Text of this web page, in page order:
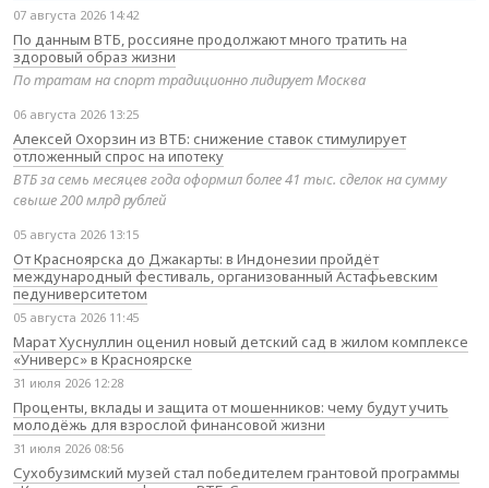
07 августа 2026 14:42
По данным ВТБ, россияне продолжают много тратить на
здоровый образ жизни
По тратам на спорт традиционно лидирует Москва
06 августа 2026 13:25
Алексей Охорзин из ВТБ: снижение ставок стимулирует
отложенный спрос на ипотеку
ВТБ за семь месяцев года оформил более 41 тыс. сделок на сумму
свыше 200 млрд рублей
05 августа 2026 13:15
От Красноярска до Джакарты: в Индонезии пройдёт
международный фестиваль, организованный Астафьевским
педуниверситетом
05 августа 2026 11:45
Марат Хуснуллин оценил новый детский сад в жилом комплексе
«Универс» в Красноярске
31 июля 2026 12:28
Проценты, вклады и защита от мошенников: чему будут учить
молодёжь для взрослой финансовой жизни
31 июля 2026 08:56
Сухобузимский музей стал победителем грантовой программы